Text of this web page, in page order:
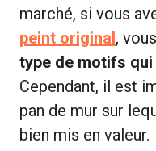
marché, si vous
peint original,
type de motifs
Cependant, il est
pan de mur sur
bien mis en valeur.